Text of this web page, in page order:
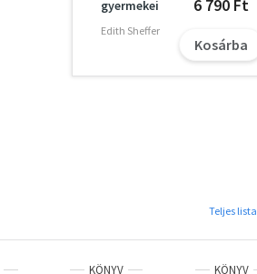
gyermekei
Edith Sheffer
6 790 Ft
Kosárba
Teljes lista
KÖNYV KÖNYV